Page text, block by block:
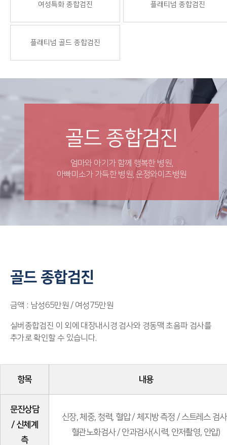
여성특화 종합검진 플래티넘 종합검진
플래티넘 골드 종합검진
골드 종합검진
엄마와 아기가 함께 행복한 병원,
아빠미소가 가득한 병원, 운정와이즈병원
골드 종합검진
금액 : 남성65만원 / 여성75만원
실버종합검진 이 외에 대장내시경 검사와 경동맥 초음파 검사를
추가로 확인할 수 있습니다.
항목 내용
문진상담
/ 신체계
측
신장, 체중, 청력, 혈압 / 체지방 측정 / 스트레스 검
혈관노화검사 / 안과검사(시력, 안저촬영, 안압)